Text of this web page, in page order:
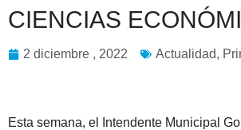
CIENCIAS
2 diciembre , 2022 Actualidad,
Esta semana, el Intendente Municipal